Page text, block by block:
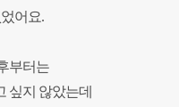
어요.
부터는
싶지 않았는데